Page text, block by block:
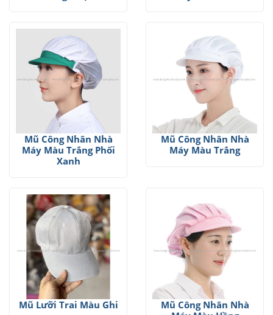
Mũ Công Nhân Nhà
Máy Màu Trắng Phối
Xanh
Mũ Công Nhân Nhà
Máy Màu Trắng
Mũ Lưỡi Trai Màu Ghi
Mũ Công Nhân Nhà